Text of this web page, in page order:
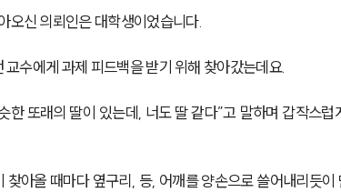
오신 의뢰인은 대학생이었습니다.
수에게 과제 피드백을 받기 위해 찾아갔는데요.
한 또래의 딸이 있는데, 너도 딸 같다”고 말하며 갑작스
찾아올 때마다 옆구리, 등, 어깨를 양손으로 쓸어내리듯이